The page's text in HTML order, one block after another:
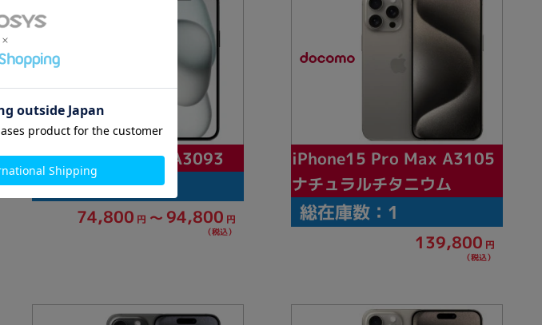
iPhone15 Plus A3093
総在庫数：4
74,800 円 ～ 94,800 円
（税込）
iPhone15 Pro Max A3105
ナチュラルチタニウム
総在庫数：1
139,800 円
（税込）